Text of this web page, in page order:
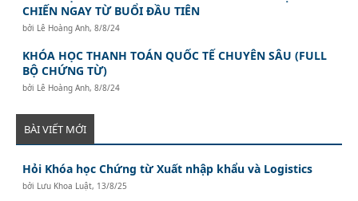
CHIẾN NGAY TỪ BUỔI ĐẦU TIÊN
bởi Lê Hoàng Anh,8/8/24
KHÓA HỌC THANH TOÁN QUỐC TẾ CHUYÊN SÂU (FULL
BỘ CHỨNG TỪ)
bởi Lê Hoàng Anh,8/8/24
BÀI VIẾT MỚI
Hỏi Khóa học Chứng từ Xuất nhập khẩu và Logistics
bởi Lưu Khoa Luật, 13/8/25